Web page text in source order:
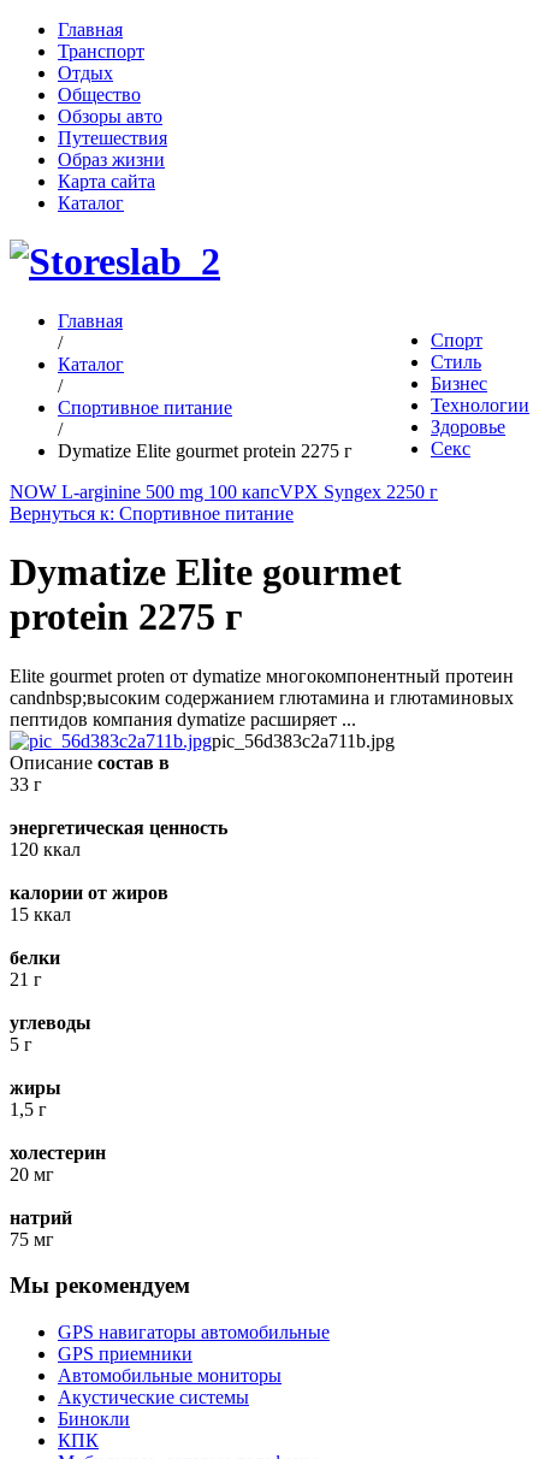
Главная
Транспорт
Отдых
Общество
Обзоры авто
Путешествия
Образ жизни
Карта сайта
Каталог
Спорт
Стиль
Бизнес
Технологии
Здоровье
Секс
Главная
/
Каталог
/
Спортивное питание
/
Dymatize Elite gourmet protein 2275 г
NOW L-arginine 500 mg 100 капсVPX Syngex 2250 г
Вернуться к: Спортивное питание
Dymatize Elite gourmet
protein 2275 г
Elite gourmet proten от dymatize многокомпонентный протеин
сandnbsp;высоким содержанием глютамина и глютаминовых
пептидов компания dymatize расширяет ...
pic_56d383c2a711b.jpg
Описание состав в
33 г
энергетическая ценность
120 ккал
калории от жиров
15 ккал
белки
21 г
углеводы
5 г
жиры
1,5 г
холестерин
20 мг
натрий
75 мг
Мы рекомендуем
GPS навигаторы автомобильные
GPS приемники
Автомобильные мониторы
Акустические системы
Бинокли
КПК